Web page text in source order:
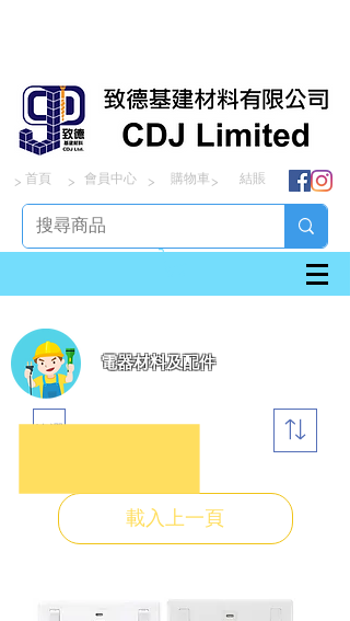
> > > >
首頁 會員中心 購物車 結賬
篩選
載入上一頁
電器材料及配件